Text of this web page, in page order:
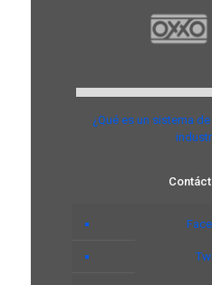
¿Qué es un sistema